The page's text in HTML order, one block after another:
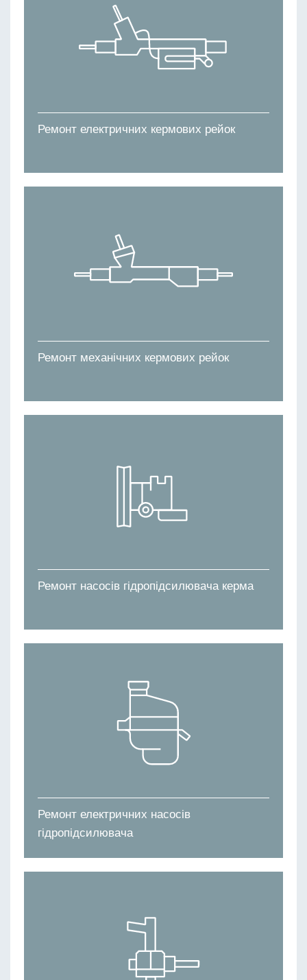
Ремонт електричних кермових рейок
Ремонт механічних кермових рейок
Ремонт насосів гідропідсилювача керма
Ремонт електричних насосів
гідропідсилювача